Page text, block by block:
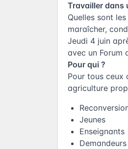
Travailler dans
Quelles sont
maraîcher,
Jeudi 4 juin
avec un Forum
Pour qui ?
Pour tous ceux
agriculture
Jeunes
Enseignants